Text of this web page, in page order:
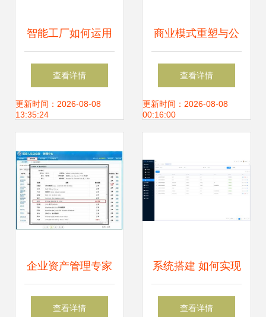
智能工厂如何运用
可视化进行设备管
理?
查看详情
更新时间：2026-08-08
13:35:24
商业模式重塑与公
司价值创新 企业资
产管理的新视角
查看详情
更新时间：2026-08-08
00:16:00
企业资产管理专家
驱动人生企业版抢
查看详情
系统搭建 如何实现
企业资产管理效率
查看详情